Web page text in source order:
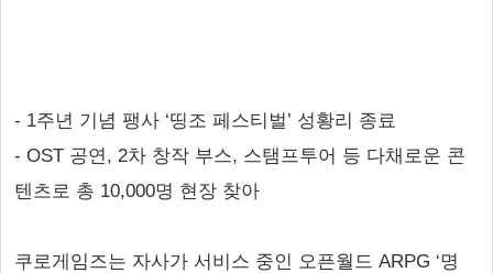
- 1주년 기념 팽사 ‘띵조 페스티벌’ 성황리 종료
- OST 공연, 2차 창작 부스, 스탬프투어 등 다채로운 콘
텐츠로 총 10,000명 현장 찾아
쿠로게임즈는 자사가 서비스 중인 오픈월드 ARPG ‘명